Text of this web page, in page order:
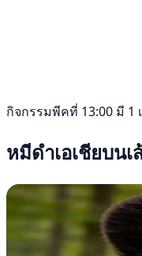
กิจกรรมพีคที่ 13:00 มี 1
หมีดำเอเชียบน